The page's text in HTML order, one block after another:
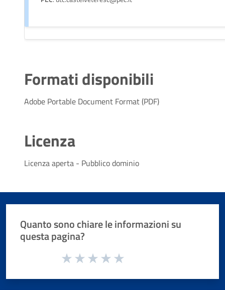
Formati disponibili
Adobe Portable Document Format (PDF)
Licenza
Licenza aperta - Pubblico dominio
Quanto sono chiare le informazioni su
questa pagina?
Valuta da 1 a 5 stelle la pagina